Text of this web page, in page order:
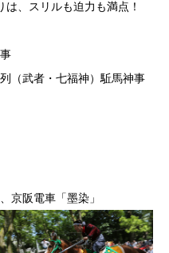
、スリルも迫力も満点！
武者・七福神）駈馬神事
京阪電車「墨染」